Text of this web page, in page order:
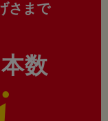
さまで
数